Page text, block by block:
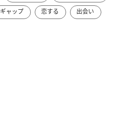
ギャップ 恋する 出会い